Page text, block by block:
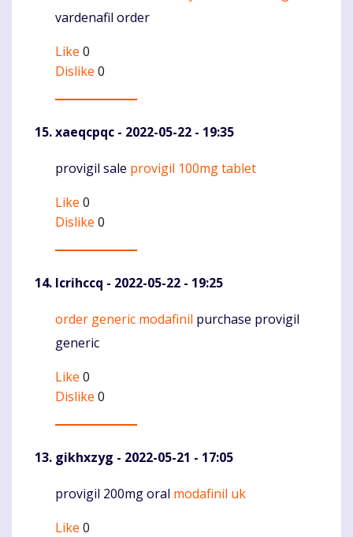
vardenafil order
Like 0
Dislike 0
xaeqcpqc - 2022-05-22 - 19:35
Komentaras
provigil sale provigil 100mg tablet
Like 0
Dislike 0
lcrihccq - 2022-05-22 - 19:25
Komentaras
order generic modafinil purchase provigil
generic
Like 0
Dislike 0
gikhxzyg - 2022-05-21 - 17:05
Komentaras
provigil 200mg oral modafinil uk
Like 0